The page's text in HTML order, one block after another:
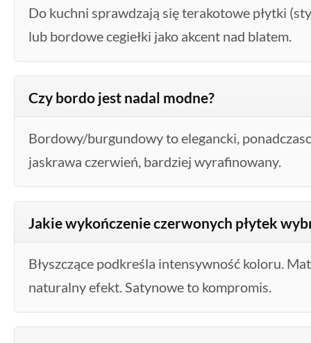
Do kuchni sprawdzają się terakotowe płytki
lub bordowe cegiełki jako akcent nad blatem.
Czy bordo jest nadal modne?
Bordowy/burgundowy to elegancki,
jaskrawa czerwień, bardziej wyrafinowany.
Jakie wykończenie czerwonych płytek
Błyszczące podkreśla intensywność koloru.
naturalny efekt. Satynowe to kompromis.